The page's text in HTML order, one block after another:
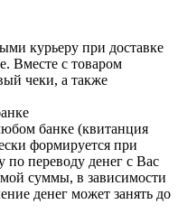
курьеру при доставке
Вместе с товаром
чеки, а также
банке (квитанция
формируется при
по переводу денег с Вас
суммы, в зависимости
денег может занять до